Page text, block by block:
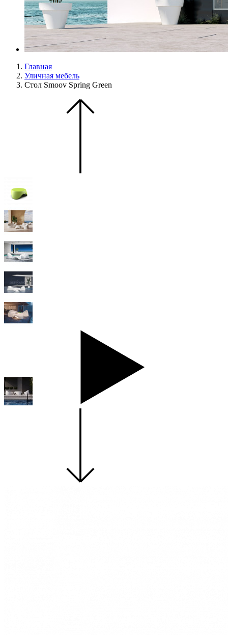
Главная
Уличная мебель
Стол Smoov Spring Green